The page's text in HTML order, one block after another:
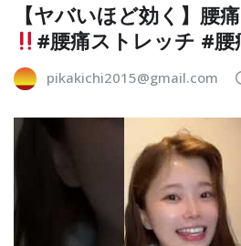
【ヤバいほど効く】腰
#腰痛ストレッチ #腰
pikakichi2015@gmail.com